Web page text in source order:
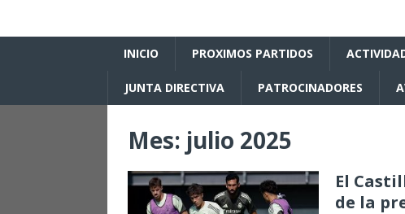
INICIO PROXIMOS PARTIDOS
JUNTA DIRECTIVA PATROCINADORES
Mes: julio 2025
El
de la